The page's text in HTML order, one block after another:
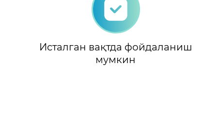
Исталган вақтда фойдаланиш
мумкин